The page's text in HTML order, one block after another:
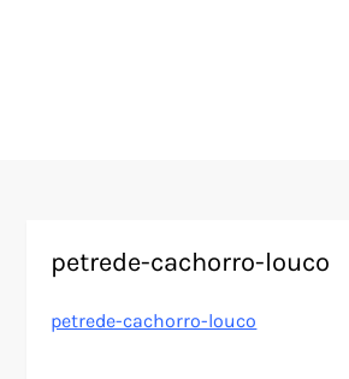
petrede-cachorro-louco
petrede-cachorro-louco